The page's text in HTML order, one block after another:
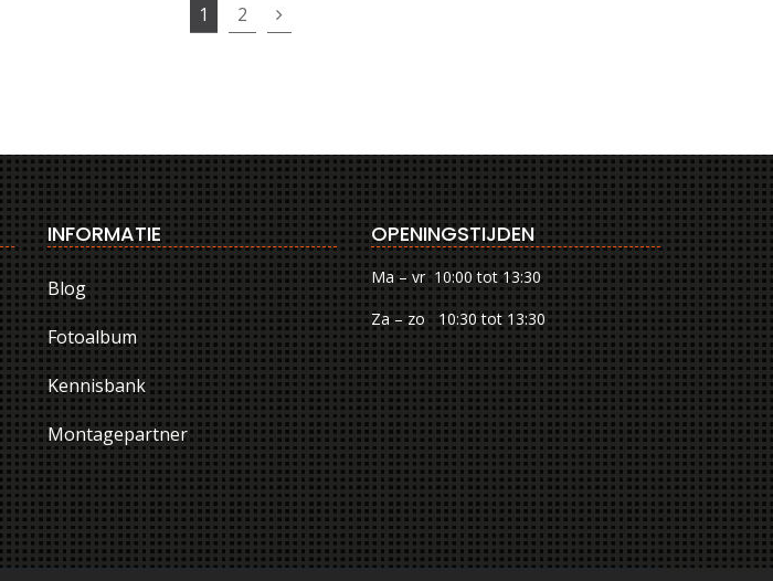
1 2
INFORMATIE
Blog
Fotoalbum
Kennisbank
Montagepartner
OPENINGSTIJDEN
Ma – vr 10:00 tot 13:30
Za – zo 10:30 tot 13:30